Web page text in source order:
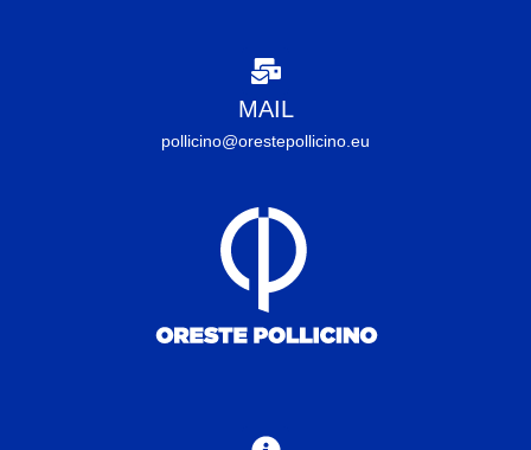
MAIL
pollicino@orestepollicino.eu